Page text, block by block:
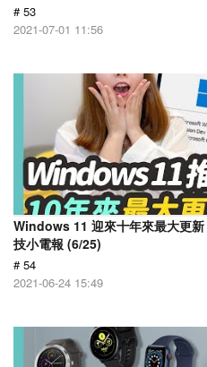
# 53
2021-07-01 11:56
Windows 11 迎來十年來最大更
技小電報 (6/25)
# 54
2021-06-24 15:49